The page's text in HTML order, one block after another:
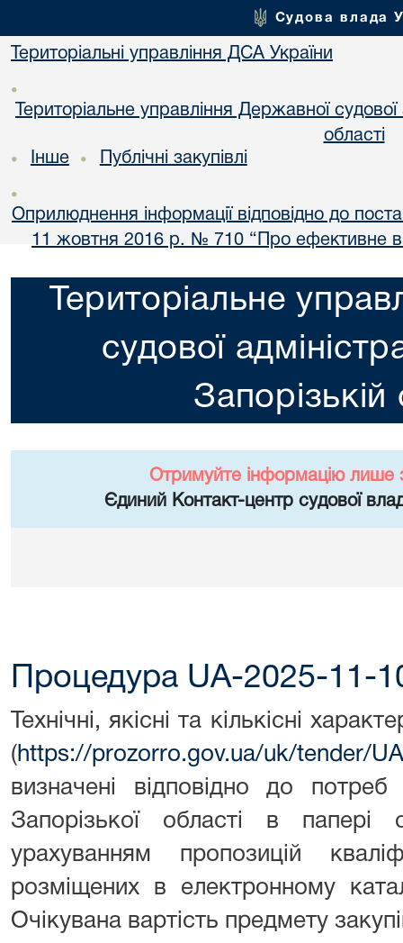
Судова влада
Територіальні управління ДСА України
•
Територіальне управління Державної судової
області
• Інше • Публічні закупівлі
•
Оприлюднення інформації відповідно до
11 жовтня 2016 р. № 710 “Про ефективне
Територіальне
судової
Запорізькій
Отримуйте інформацію лише
Єдиний Контакт-центр судової
Процедура UA-2025-11-
Технічні, якісні та кількісні
(https://prozorro.gov.ua/uk/tender/
визначені відповідно до потреб
Запорізької області в
урахуванням пропозицій
розміщених в електронному
Очікувана вартість предмету